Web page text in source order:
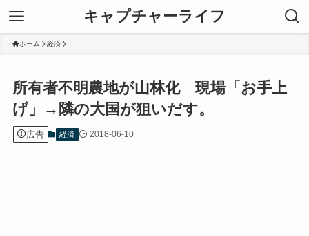
キャプチャーライフ
ホーム 経済
所有者不明農地が山林化 現場「お手上
げ」→隣の大国が狙いだす。
広告 経済 2018-06-10